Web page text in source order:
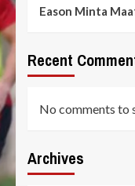
Eason Minta
Recent
No comments to
Archives